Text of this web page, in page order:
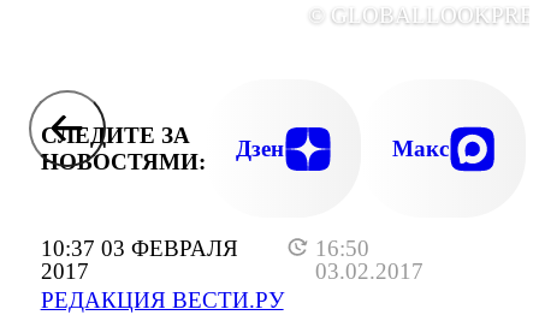
10:37 03 ФЕВРАЛЯ
2017
16:50
03.02.2017
РЕДАКЦИЯ ВЕСТИ.РУ
©
СЛЕДИТЕ ЗА
НОВОСТЯМИ:
Дзен Макс